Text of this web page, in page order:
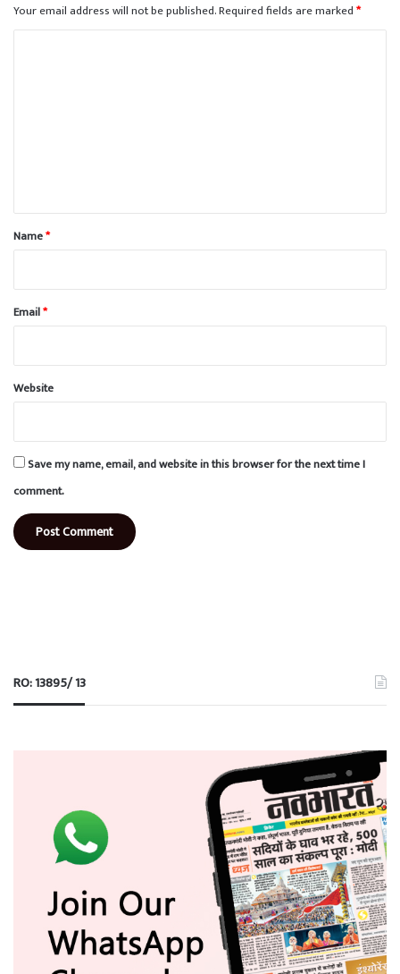
Your email address will not be published.Required fields are marked*
*
Name*
Email*
Website
Save my name, email, and website in this browser for the next time I
comment.
RO: 13895/ 13